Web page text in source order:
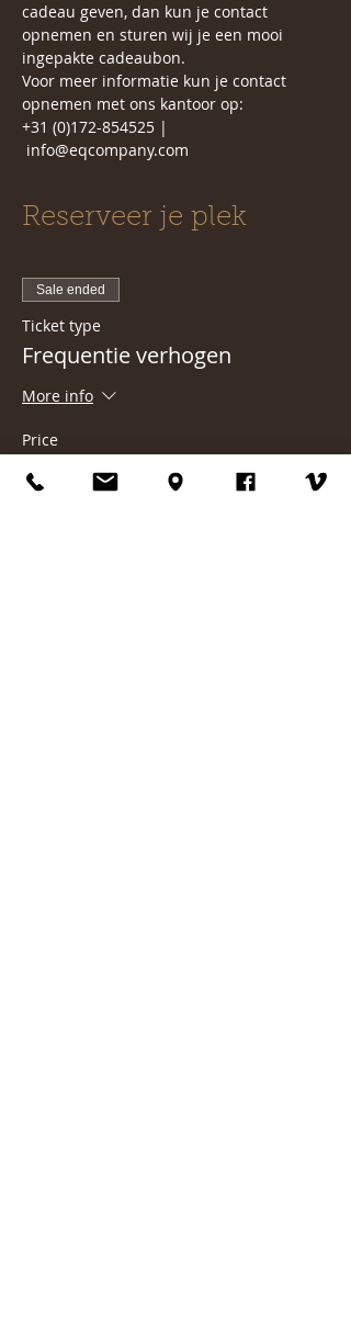
cadeau geven, dan kun je contact
opnemen en sturen wij je een mooi
ingepakte cadeaubon.
Voor meer informatie kun je contact
opnemen met ons kantoor op:
+31 (0)172-854525 |
info@eqcompany.com
Reserveer je plek
Sale ended
Ticket type
Frequentie verhogen
More info
Price
€75.00